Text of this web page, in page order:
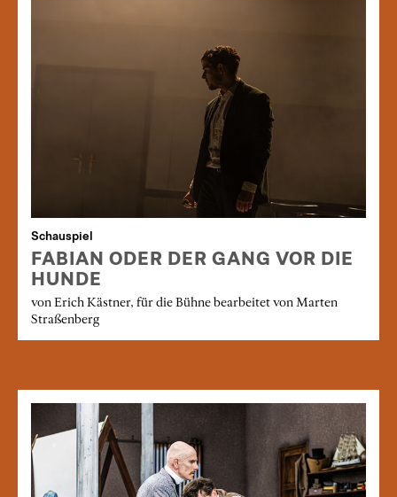
Schauspiel
FABIAN ODER DER GANG VOR DIE
HUNDE
von Erich Kästner, für die Bühne bearbeitet von Marten
Straßenberg